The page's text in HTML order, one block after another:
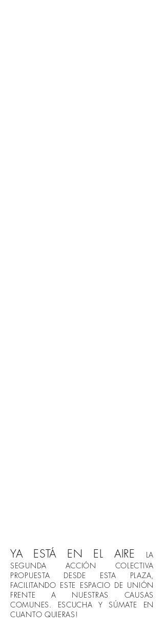
YA ESTÁ EN EL AIRE
LA
SEGUNDA ACCIÓN COLECTIVA
PROPUESTA DESDE ESTA PLAZA,
FACILITANDO ESTE ESPACIO DE UNIÓN
FRENTE A NUESTRAS CAUSAS
COMUNES. ESCUCHA Y SÚMATE EN
CUANTO QUIERAS!